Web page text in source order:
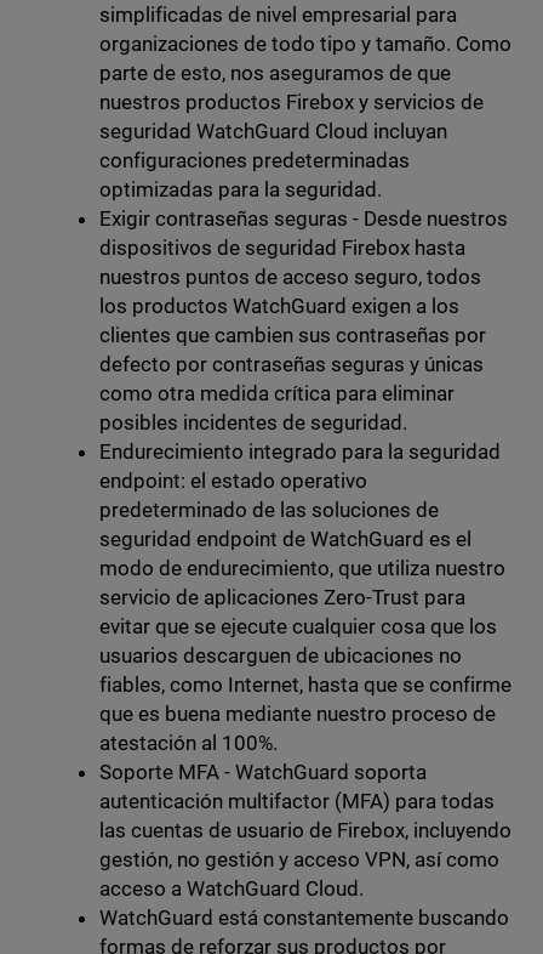
simplificadas de nivel empresarial para
organizaciones de todo tipo y tamaño. Como
parte de esto, nos aseguramos de que
nuestros productos Firebox y servicios de
seguridad WatchGuard Cloud incluyan
configuraciones predeterminadas
optimizadas para la seguridad.
Exigir contraseñas seguras - Desde nuestros
dispositivos de seguridad Firebox hasta
nuestros puntos de acceso seguro, todos
los productos WatchGuard exigen a los
clientes que cambien sus contraseñas por
defecto por contraseñas seguras y únicas
como otra medida crítica para eliminar
posibles incidentes de seguridad.
Endurecimiento integrado para la seguridad
endpoint: el estado operativo
predeterminado de las soluciones de
seguridad endpoint de WatchGuard es el
modo de endurecimiento, que utiliza nuestro
servicio de aplicaciones Zero-Trust para
evitar que se ejecute cualquier cosa que los
usuarios descarguen de ubicaciones no
fiables, como Internet, hasta que se confirme
que es buena mediante nuestro proceso de
atestación al 100%.
Soporte MFA - WatchGuard soporta
autenticación multifactor (MFA) para todas
las cuentas de usuario de Firebox, incluyendo
gestión, no gestión y acceso VPN, así como
acceso a WatchGuard Cloud.
WatchGuard está constantemente buscando
formas de reforzar sus productos por